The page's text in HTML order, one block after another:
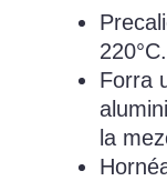
220°C.
Forra
la